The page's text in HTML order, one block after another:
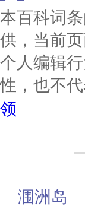
本百科词
供，当前
个人编辑
性，也不
领
涠洲岛